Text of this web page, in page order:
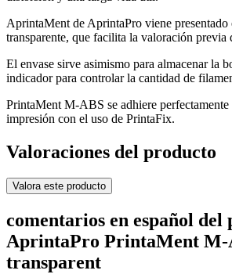
AprintaMent de AprintaPro viene presentado
transparente, que facilita la valoración previa
El envase sirve asimismo para almacenar la
indicador para controlar la cantidad de
PrintaMent M-ABS se adhiere perfectamente
impresión con el uso de PrintaFix.
Valoraciones del producto
Valora este producto
comentarios en español del
AprintaPro PrintaMent M-
transparent